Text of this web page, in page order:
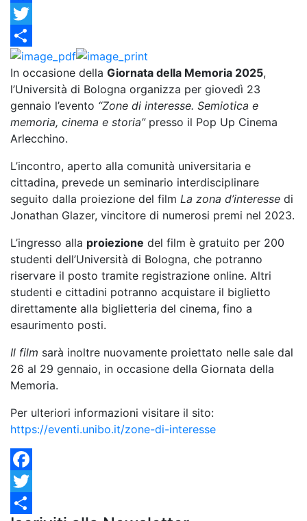
Facebook
Twitter
Condividi
In occasione della Giornata della Memoria 2025,
l’Università di Bologna organizza per giovedì 23
gennaio l’evento “Zone di interesse. Semiotica e
memoria, cinema e storia”presso il Pop Up Cinema
Arlecchino.
L’incontro, aperto alla comunità universitaria e
cittadina, prevede un seminario interdisciplinare
seguito dalla proiezione del film La zona d’interesse di
Jonathan Glazer, vincitore di numerosi premi nel 2023.
L’ingresso alla proiezione del film è gratuito per 200
studenti dell’Università di Bologna, che potranno
riservare il posto tramite registrazione online. Altri
studenti e cittadini potranno acquistare il biglietto
direttamente alla biglietteria del cinema, fino a
esaurimento posti.
Il film sarà inoltre nuovamente proiettato nelle sale dal
26 al 29 gennaio, in occasione della Giornata della
Memoria.
Per ulteriori informazioni visitare il sito:
https://eventi.unibo.it/zone-di-interesse
Facebook
Twitter